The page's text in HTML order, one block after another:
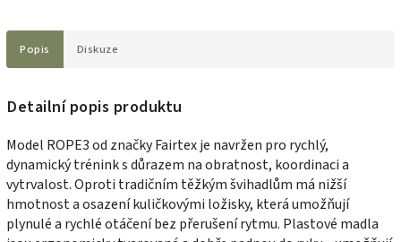
Popis Diskuze
Detailní popis produktu
Model ROPE3 od značky Fairtex je navržen pro rychlý,
dynamický tréninks důrazem na obratnost, koordinaci a
vytrvalost. Oproti tradičním těžkým švihadlům má nižší
hmotnost a osazení kuličkovými ložisky, která umožňují
plynulé a rychlé otáčeníbez přerušení rytmu. Plastové madla